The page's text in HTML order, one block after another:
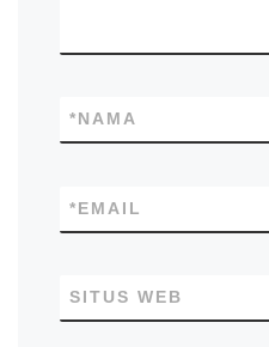
NAMA
*
EMAIL
*
SITUS WEB